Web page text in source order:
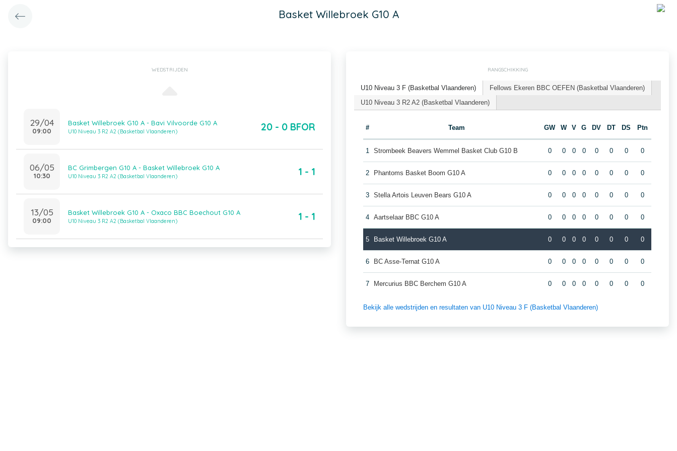
Basket Willebroek G10 A
WEDSTRIJDEN
29/04
09:00
Basket Willebroek G10 A - Bavi Vilvoorde G10 A
U10 Niveau 3 R2 A2 (Basketbal Vlaanderen) 20 - 0 BFOR
06/05
10:30
BC Grimbergen G10 A - Basket Willebroek G10 A
U10 Niveau 3 R2 A2 (Basketbal Vlaanderen) 1 - 1
13/05
09:00
Basket Willebroek G10 A - Oxaco BBC Boechout G10 A
U10 Niveau 3 R2 A2 (Basketbal Vlaanderen) 1 - 1
RANGSCHIKKING
U10 Niveau 3 F (Basketbal Vlaanderen)
Fellows Ekeren BBC OEFEN (Basketbal Vlaanderen)
U10 Niveau 3 R2 A2 (Basketbal Vlaanderen)
# Team GW W V G DV DT DS Ptn
1 Strombeek Beavers Wemmel Basket Club G10 B 0 0 0 0 0 0 0 0
2 Phantoms Basket Boom G10 A 0 0 0 0 0 0 0 0
3 Stella Artois Leuven Bears G10 A 0 0 0 0 0 0 0 0
4 Aartselaar BBC G10 A 0 0 0 0 0 0 0 0
5 Basket Willebroek G10 A 0 0 0 0 0 0 0 0
6 BC Asse-Ternat G10 A 0 0 0 0 0 0 0 0
7 Mercurius BBC Berchem G10 A 0 0 0 0 0 0 0 0
Bekijk alle wedstrijden en resultaten van U10 Niveau 3 F (Basketbal Vlaanderen)